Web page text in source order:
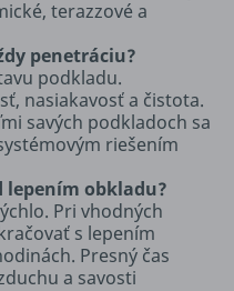
terazzové a
penetráciu?
podkladu.
nasiakavosť a čistota.
savých podkladoch sa
riešením
lepením obkladu?
Pri vhodných
s lepením
Presný čas
a savosti